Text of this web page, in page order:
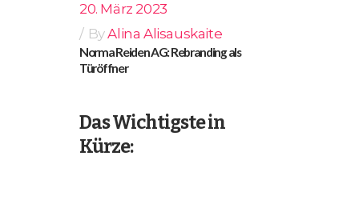
20. März 2023
ByAlina Alisauskaite
Norma Reiden AG: Rebranding als
Türöffner
Das Wichtigste in
Kürze: